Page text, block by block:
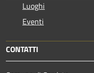
Luoghi
Eventi
CONTATTI